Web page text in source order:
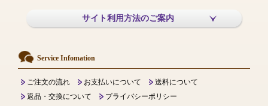
サイト利用方法のご案内
Service Infomation
ご注文の流れ お支払いについて
送料について
返品・交換について
プライバシーポリシー